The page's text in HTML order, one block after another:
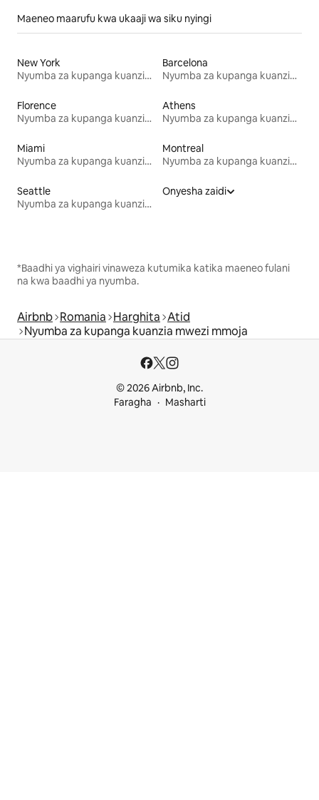
Maeneo maarufu kwa ukaaji wa siku nyingi
New York
Nyumba za kupanga kuanzia mwezi mmoja
Barcelona
Nyumba za kupanga kuanzia mwezi mmoja
Florence
Nyumba za kupanga kuanzia mwezi mmoja
Athens
Nyumba za kupanga kuanzia mwezi mmoja
Miami
Nyumba za kupanga kuanzia mwezi mmoja
Montreal
Nyumba za kupanga kuanzia mwezi mmoja
Seattle
Nyumba za kupanga kuanzia mwezi mmoja
Onyesha zaidi
*Baadhi ya vighairi vinaweza kutumika katika maeneo fulani
na kwa baadhi ya nyumba.
Airbnb Romania Harghita Atid
Nyumba za kupanga kuanzia mwezi mmoja
© 2026 Airbnb, Inc.
Faragha
Masharti